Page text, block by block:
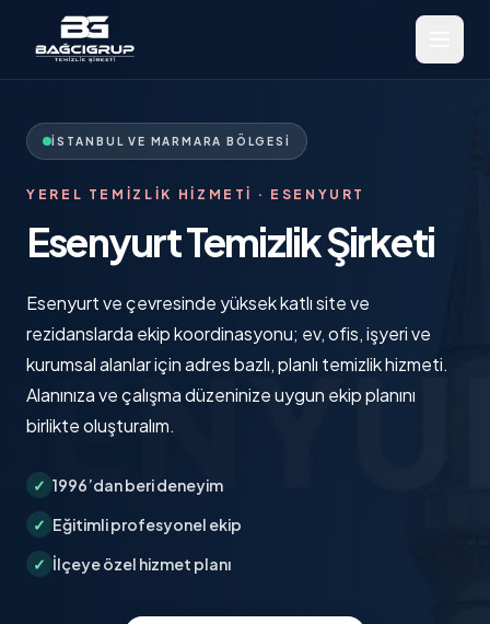
İSTANBUL VE MARMARA BÖLGESI
YEREL TEMIZLIK HIZMETI · ESENYURT
Esenyurt Temizlik Şirketi
Esenyurt ve çevresinde yüksek katlı site ve
rezidanslarda ekip koordinasyonu; ev, ofis, işyeri ve
kurumsal alanlar için adres bazlı, planlı temizlik hizmeti.
Alanınıza ve çalışma düzeninize uygun ekip planını
birlikte oluşturalım.
✓ 1996’dan beri deneyim
✓ Eğitimli profesyonel ekip
✓ İlçeye özel hizmet planı